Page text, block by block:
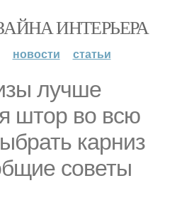
ИНТЕРЬЕРА
новости статьи
лучше
штор во всю
карниз
советы